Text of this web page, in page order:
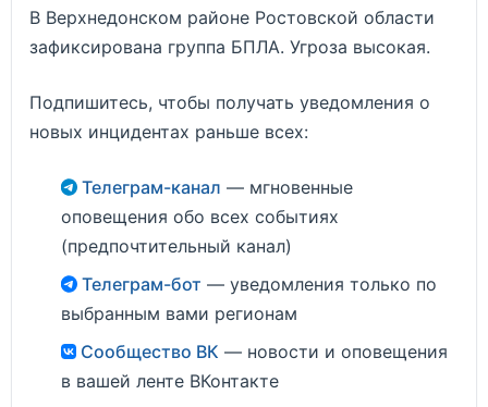
В Верхнедонском районе Ростовской области
зафиксирована группа БПЛА. Угроза высокая.
Подпишитесь, чтобы получать уведомления о
новых инцидентах раньше всех:
Телеграм-канал — мгновенные
оповещения обо всех событиях
(предпочтительный канал)
Телеграм-бот — уведомления только по
выбранным вами регионам
Сообщество ВК — новости и оповещения
в вашей ленте ВКонтакте